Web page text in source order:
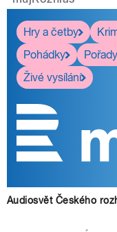
Hry a četby
Pohádky
Pořady
Živé vysílání
Audiosvět Českého